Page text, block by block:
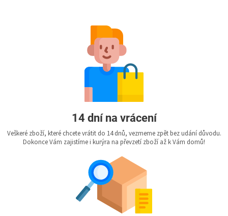
14 dní na vrácení
Veškeré zboží, které chcete vrátit do 14 dnů, vezmeme zpět bez udání důvodu.
Dokonce Vám zajistíme i kurýra na převzetí zboží až k Vám domů!